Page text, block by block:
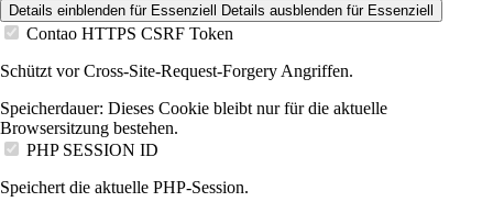
Details einblenden für Essenziell Details ausblenden für Essenziell
Contao HTTPS CSRF Token
Schützt vor Cross-Site-Request-Forgery Angriffen.
Speicherdauer: Dieses Cookie bleibt nur für die aktuelle
Browsersitzung bestehen.
PHP SESSION ID
Speichert die aktuelle PHP-Session.